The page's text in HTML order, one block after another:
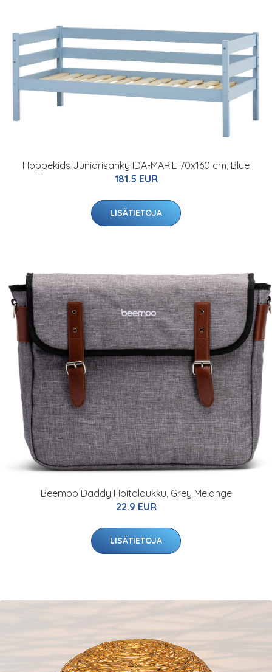
Hoppekids Juniorisänky IDA-MARIE 70x160 cm, Blue
181.5 EUR
LISÄTIETOJA
Beemoo Daddy Hoitolaukku, Grey Melange
22.9 EUR
LISÄTIETOJA